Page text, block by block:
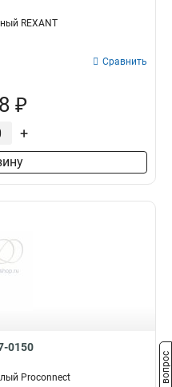
REXANT
Сравнить
₽
+
0150
Proconnect